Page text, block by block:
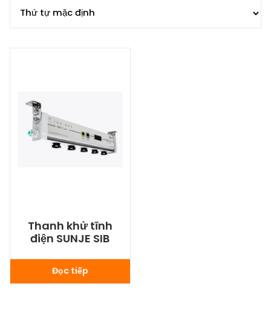
Thanh khử tĩnh
điện SUNJE SIB
Đọc tiếp